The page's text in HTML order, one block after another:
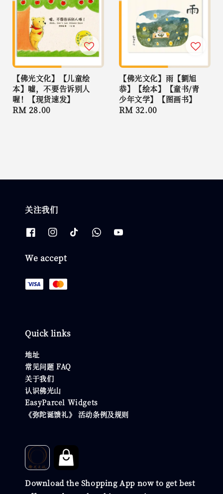
【佛光文化】【儿童绘
本】嘘，不要告诉别人
喔！【现货速发】
Regular
RM 28.00
【佛光文化】雨【劉旭
恭】【绘本】【童书/青
少年文学】【图画书】
Regular
RM 32.00
关注我们
We accept
Quick links
地址
常见问题 FAQ
关于我们
认识佛光山
EasyParcel Widgets
《弥陀诞馈礼》 活动条例及规则
Download the Shopping App now to get best